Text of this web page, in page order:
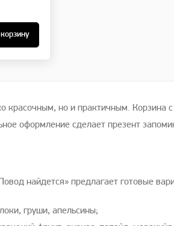
красочным, но и практичным.
оформление сделает презент
найдется» предлагает готовые
груши, апельсины;